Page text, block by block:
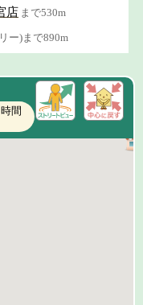
店 まで530m
ー)まで890m
間